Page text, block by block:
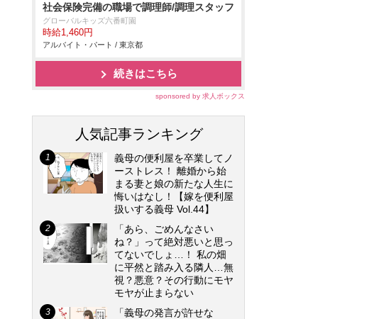
社会保険完備の職場で調理師/調理スタッフ
グローバルキッズ六番町園
時給1,460円
アルバイト・パート / 東京都
続きはこちら
sponsored by 求人ボックス
人気記事ランキング
義母の便利屋を卒業してノ
ーストレス！ 離婚から始
まる妻と娘の新たな人生に
悔いはなし！【嫁を便利屋
扱いする義母 Vol.44】
「あら、ごめんなさい
ね？」って絶対悪いと思っ
てないでしょ…！ 私の畑
に平然と踏み入る隣人…無
視？悪意？その行動にモヤ
モヤが止まらない
「義母の発言が許せな